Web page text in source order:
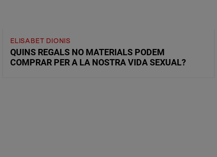
ELISABET DIONIS
QUINS REGALS NO MATERIALS PODEM
COMPRAR PER A LA NOSTRA VIDA SEXUAL?